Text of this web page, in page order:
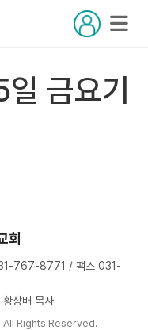
금요기
회
767-8771 / 팩스 031-
상배 목사
All Rights Reserved.